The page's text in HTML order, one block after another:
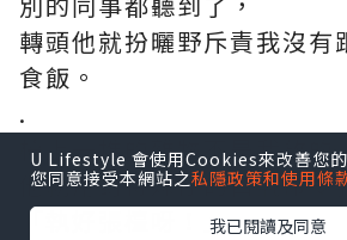
轉頭他就扮曬野斥責我沒有
食飯。
.
檯上一堆的雜物不是我放的
他就用對待妹仔的口氣命令
「執好張檯呀！」
U Lifestyle 會使用Cookies來改善您
您同意接受本網站之私隱政策和使用條
我已閱讀及同意